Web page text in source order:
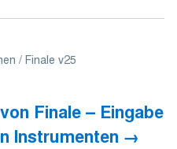
Finale v25
Finale – Eingabe
Instrumenten